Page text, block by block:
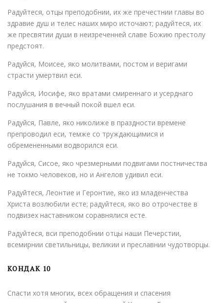
Радуйтеся, отцы преподобнии, их же пречестнии главы во
здравие душ и телес наших миро источают; радуйтеся, их
же пресвятии души в неизреченней славе Божию престолу
предстоят.
Радуйся, Моисее, яко молитвами, постом и веригами
страсти умертвил еси.
Радуйся, Иосифе, яко вратами смиреннаго и усерднаго
послушания в вечный покой вшел еси.
Радуйся, Павле, яко николиже в праздности времене
препроводил еси, темже со труждающимися и
обремененными водворился еси.
Радуйся, Сисое, яко чрезмерными подвигами постничества
не токмо человеков, но и Ангелов удивил еси.
Радуйтеся, Леонтие и Геронтие, яко из младенчества
Христа возлюбили есте; радуйтеся, яко во отрочестве в
подвизех наставником соравнялися есте.
Радуйтеся, вси преподобнии отцы наши Печерстии,
всемирнии светильницы, великии и преславнии чудотворцы.
КОНДАК 10
Спасти хотя многих, всех обращения и спасения